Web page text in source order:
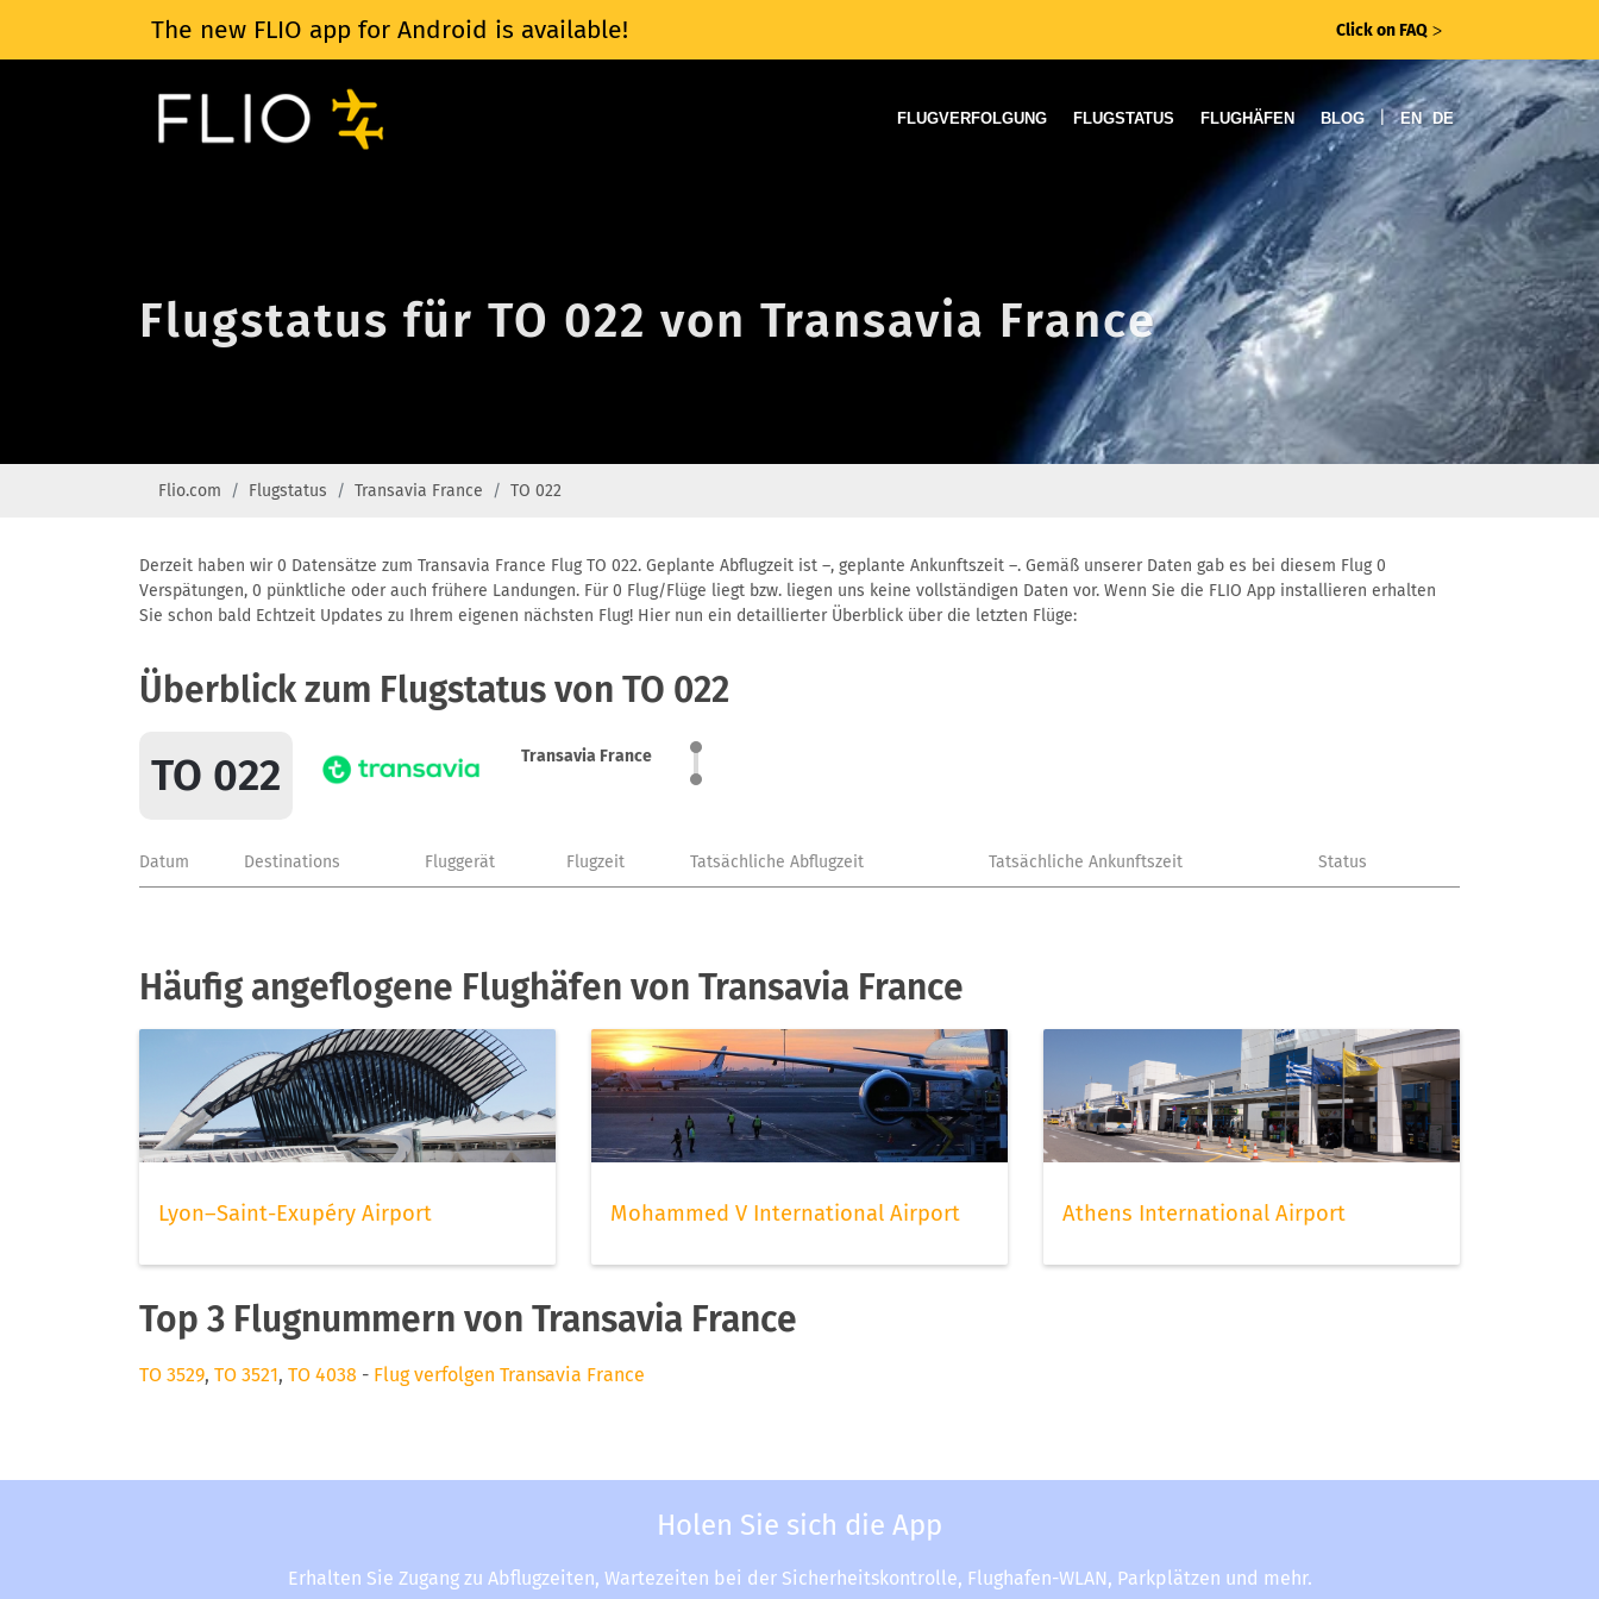
The new FLIO app for Android is available! Click on FAQ ᐳ
FLUGVERFOLGUNG FLUGSTATUS FLUGHÄFEN BLOG | EN DE
Flugstatus für TO 022 von Transavia France
Flio.com Flugstatus Transavia France TO 022
Derzeit haben wir 0 Datensätze zum Transavia France Flug TO 022. Geplante Abflugzeit ist –, geplante Ankunftszeit –. Gemäß unserer Daten gab es bei diesem Flug 0
Verspätungen, 0 pünktliche oder auch frühere Landungen. Für 0 Flug/Flüge liegt bzw. liegen uns keine vollständigen Daten vor. Wenn Sie die FLIO App installieren erhalten
Sie schon bald Echtzeit Updates zu Ihrem eigenen nächsten Flug! Hier nun ein detaillierter Überblick über die letzten Flüge:
Überblick zum Flugstatus von TO 022
TO 022 Transavia France
Datum Destinations Fluggerät Flugzeit Tatsächliche Abflugzeit Tatsächliche Ankunftszeit Status
Häufig angeflogene Flughäfen von Transavia France
Lyon–Saint-Exupéry Airport Mohammed V International Airport Athens International Airport
Top 3 Flugnummern von Transavia France
TO 3529, TO 3521, TO 4038 - Flug verfolgen Transavia France
Holen Sie sich die App
Erhalten Sie Zugang zu Abflugzeiten, Wartezeiten bei der Sicherheitskontrolle, Flughafen-WLAN, Parkplätzen und mehr.